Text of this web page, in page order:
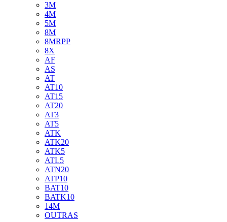
3M
4M
5M
8M
8MRPP
8X
AF
AS
AT
AT10
AT15
AT20
AT3
AT5
ATK
ATK20
ATK5
ATL5
ATN20
ATP10
BAT10
BATK10
14M
OUTRAS